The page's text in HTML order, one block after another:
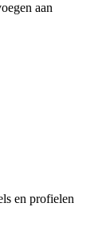
aan
en profielen